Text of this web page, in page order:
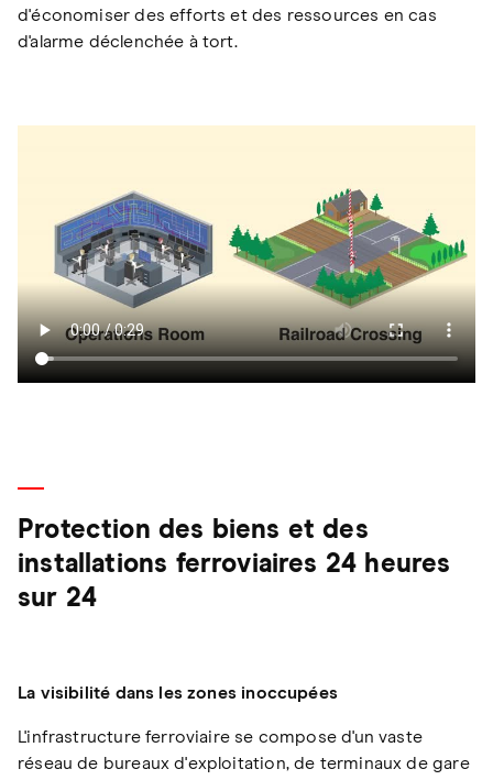
d'économiser des efforts et des ressources en cas
d'alarme déclenchée à tort.
Protection des biens et des
installations ferroviaires 24 heures
sur 24
La visibilité dans les zones inoccupées
L'infrastructure ferroviaire se compose d'un vaste
réseau de bureaux d'exploitation, de terminaux de gare